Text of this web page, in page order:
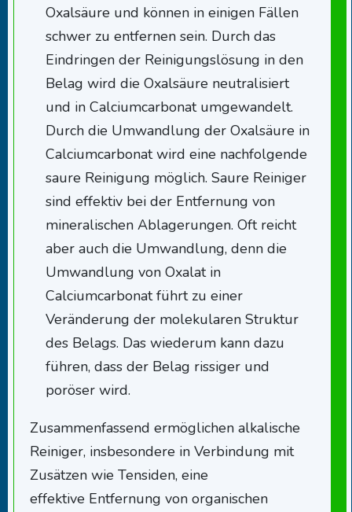
Oxalsäure und können in einigen Fällen
schwer zu entfernen sein. Durch das
Eindringen der Reinigungslösung in den
Belag wird die Oxalsäure neutralisiert
und in Calciumcarbonat umgewandelt.
Durch die Umwandlung der Oxalsäure in
Calciumcarbonat wird eine nachfolgende
saure Reinigung möglich. Saure Reiniger
sind effektiv bei der Entfernung von
mineralischen Ablagerungen. Oft reicht
aber auch die Umwandlung, denn die
Umwandlung von Oxalat in
Calciumcarbonat führt zu einer
Veränderung der molekularen Struktur
des Belags. Das wiederum kann dazu
führen, dass der Belag rissiger und
poröser wird.
Zusammenfassend ermöglichen alkalische
Reiniger, insbesondere in Verbindung mit
Zusätzen wie Tensiden, eine
effektive Entfernung von organischen